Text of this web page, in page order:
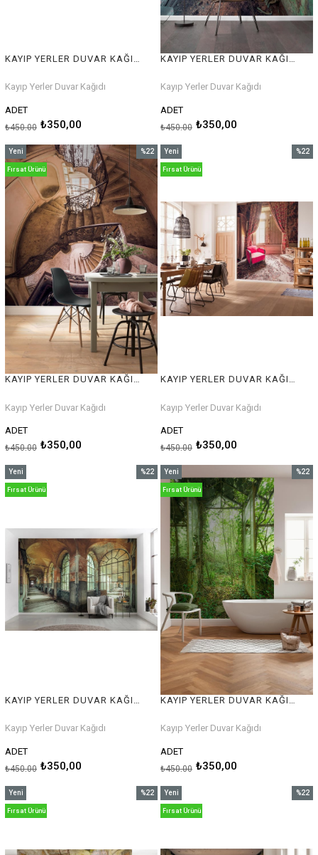
Kayıp Yerler Duvar Kağıdı
ADET
₺350,00
₺450,00
Kayıp Yerler Duvar Kağıdı
ADET
₺350,00
₺450,00
KAYIP YERLER DUVAR KAĞIDI
Kayıp Yerler Duvar Kağıdı
ADET
₺350,00
₺450,00
%22
İndirim
%22İndirim
Yeni
Ürün
Fırsat Ürünü
KAYIP YERLER DUVAR KAĞIDI
Kayıp Yerler Duvar Kağıdı
ADET
₺350,00
₺450,00
%22
Yeni
Ürün
Fırsat Ürünü
Kayıp Yerler Duvar Kağıdı
ADET
₺350,00
₺450,00
%22
%22İndirim
Yeni
Ürün
Fırsat Ürünü
Kayıp Yerler Duvar Kağıdı
ADET
₺350,00
₺450,00
%22
Yeni
Ürün
Fırsat Ürünü
%22
Yeni
Ürün
Fırsat Ürünü
%22
Yeni
Ürün
Fırsat Ürünü